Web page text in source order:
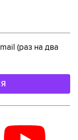
(раз на два